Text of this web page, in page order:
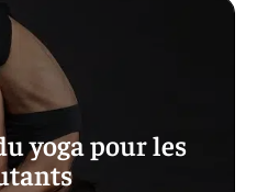
yoga pour les